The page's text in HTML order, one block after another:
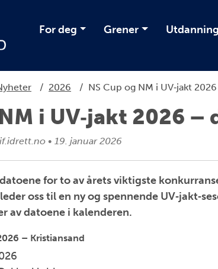
For deg Grener Utdanning
/ 2026 / NS Cup og NM i UV‑jakt
i UV‑jakt 2026 –
• 19. januar 2026
for to av årets viktigste
oss til en ny og spennende
av datoene i kalenderen.
– Kristiansand